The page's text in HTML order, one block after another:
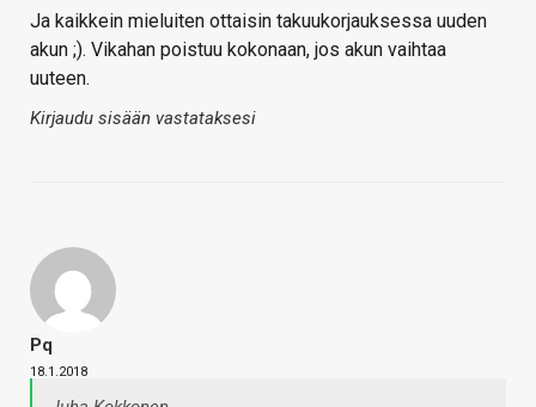
Ja kaikkein mieluiten ottaisin takuukorjauksessa uuden
akun ;). Vikahan poistuu kokonaan, jos akun vaihtaa
uuteen.
Kirjaudu sisään vastataksesi
Pq
18.1.2018